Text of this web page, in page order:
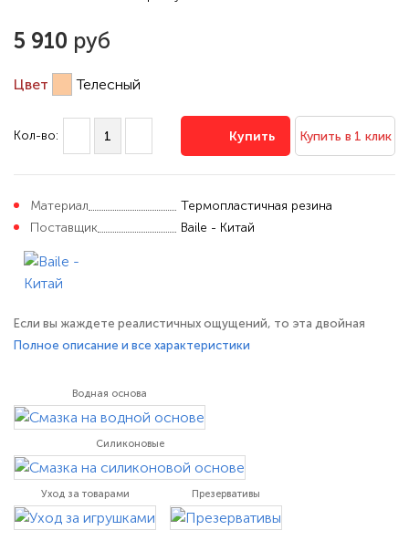
5 910 руб
Цвет Телесный
Кол-во: Купить Купить в 1 клик
Материал
Термопластичная резина
Поставщик
Baile - Китай
Если вы жаждете реалистичных ощущений, то эта двойная
игрушка для вас.
делает эту великолепную игрушку очень удобной.
Мастурбатор имеет два входа, оба с внутренней текстурой.
Функция вибратора увеличит вашу стимуляцию.
Размеры - 20 х
Полное описание и все характеристики
Водная основа
Силиконовые
Уход за товарами Презервативы